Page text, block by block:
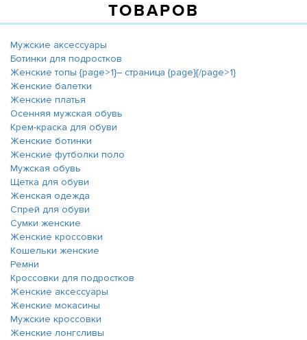
ТОВАРОВ
Мужские аксессуары
Ботинки для подростков
Женские топы {page>1}― страница {page}{/page>1}
Женские балетки
Женские платья
Осенняя мужская обувь
Крем-краска для обуви
Женские ботинки
Женские футболки поло
Мужская обувь
Щетка для обуви
Женская одежда
Спрей для обуви
Сумки женские
Женские кроссовки
Кошельки женские
Ремни
Кроссовки для подростков
Женские аксессуары
Женские мокасины
Мужские кроссовки
Женские лонгсливы